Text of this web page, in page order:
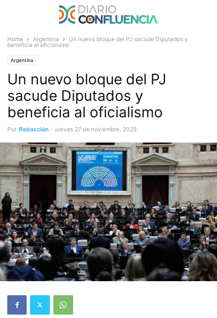
Home Argentina
Un nuevo bloque del PJ sacude Diputados y
beneficia al oficialismo
Argentina
Un nuevo bloque del PJ
sacude Diputados y
beneficia al oficialismo
Por Redacción - jueves 27 de noviembre, 2025